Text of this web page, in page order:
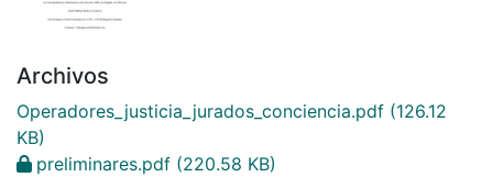
Archivos
Operadores_justicia_jurados_conciencia.pdf (126.12
KB)
preliminares.pdf (220.58 KB)